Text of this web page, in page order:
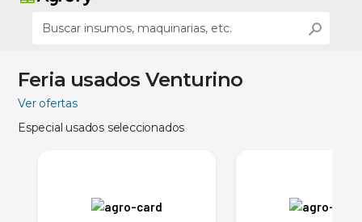
Feria usados Venturino
Ver ofertas
Especial usados seleccionados